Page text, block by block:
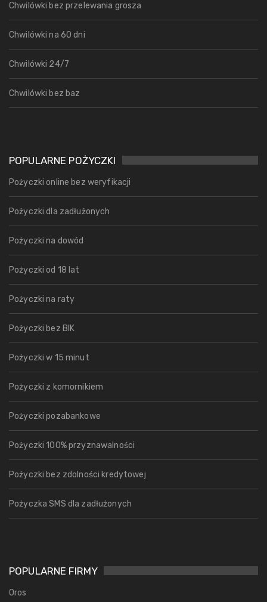
Chwilówki bez przelewania grosza
Chwilówki na 60 dni
Chwilówki 24/7
Chwilówki bez baz
POPULARNE POŻYCZKI
Pożyczki online bez weryfikacji
Pożyczki dla zadłużonych
Pożyczki na dowód
Pożyczki od 18 lat
Pożyczki na raty
Pożyczki bez BIK
Pożyczki w 15 minut
Pożyczki z komornikiem
Pożyczki pozabankowe
Pożyczki 100% przyznawalności
Pożyczki bez zdolności kredytowej
Pożyczka SMS dla zadłużonych
POPULARNE FIRMY
Oros